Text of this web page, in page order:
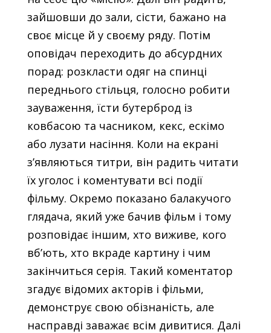
зайшовши до зали, сісти, бажано на
своє місце й у своєму ряду. Потім
оповідач переходить до абсурдних
порад: розкласти одяг на спинці
переднього стільця, голосно робити
зауваження, їсти бутерброд із
ковбасою та часником, кекс, ескімо
або лузати насіння. Коли на екрані
з’являються титри, він радить читати
їх уголос і коментувати всі події
фільму. Окремо показано балакучого
глядача, який уже бачив фільм і тому
розповідає іншим, хто виживе, кого
вб’ють, хто вкраде картину і чим
закінчиться серія. Такий коментатор
згадує відомих акторів і фільми,
демонструє свою обізнаність, але
насправді заважає всім дивитися. Далі